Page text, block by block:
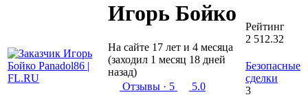
Игорь Бойко
На сайте 17 лет и 4 месяца
(заходил 1 месяц 18 дней
назад)
Отзывы · 5 5.0
Рейтинг
2 512.32
Безопасные
сделки
3